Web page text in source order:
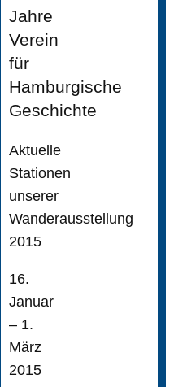
Jahre
Verein
für
Hamburgische
Geschichte
Aktuelle
Stationen
unserer
Wanderausstellung
2015
16.
Januar
– 1.
März
2015